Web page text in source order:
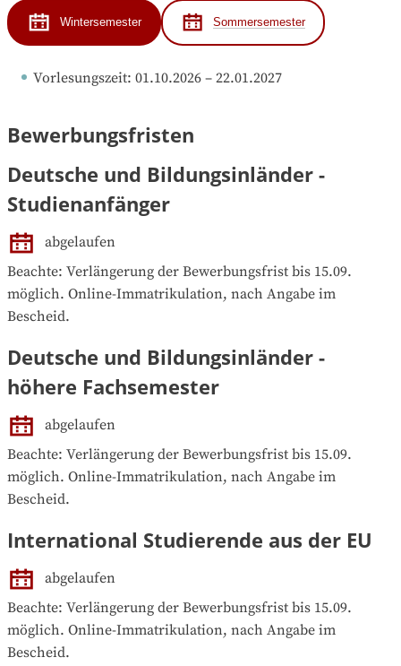
Wintersemester Sommersemester
Vorlesungszeit: 01.10.2026 – 22.01.2027
Bewerbungsfristen
Deutsche und Bildungsinländer -
Studienanfänger
abgelaufen
Beachte: Verlängerung der Bewerbungsfrist bis 15.09.
möglich. Online-Immatrikulation, nach Angabe im
Bescheid.
Deutsche und Bildungsinländer -
höhere Fachsemester
abgelaufen
Beachte: Verlängerung der Bewerbungsfrist bis 15.09.
möglich. Online-Immatrikulation, nach Angabe im
Bescheid.
International Studierende aus der EU
abgelaufen
Beachte: Verlängerung der Bewerbungsfrist bis 15.09.
möglich. Online-Immatrikulation, nach Angabe im
Bescheid.